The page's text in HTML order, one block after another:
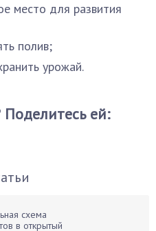
место для развития
полив;
урожай.
Поделитесь ей: